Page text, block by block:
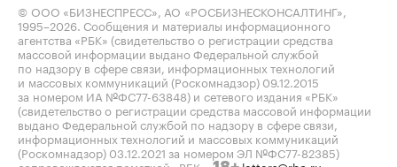
© ООО «БИЗНЕСПРЕСС», АО «РОСБИЗНЕСКОНСАЛТИНГ»,
1995–2026 . Сообщения и материалы информационного
агентства «РБК» (свидетельство о регистрации средства
массовой информации выдано Федеральной службой
по надзору в сфере связи, информационных технологий
и массовых коммуникаций (Роскомнадзор) 09.12.2015
за номером ИА №ФС77-63848) и сетевого издания «РБК»
(свидетельство о регистрации средства массовой информации
выдано Федеральной службой по надзору в сфере связи,
информационных технологий и массовых коммуникаций
(Роскомнадзор) 03.12.2021 за номером ЭЛ №ФС77-82385)